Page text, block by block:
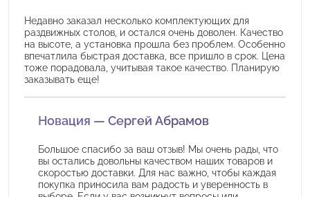
Недавно заказал несколько комплектующих для
раздвижных столов, и остался очень доволен. Качество
на высоте, а установка прошла без проблем. Особенно
впечатлила быстрая доставка, все пришло в срок. Цена
тоже порадовала, учитывая такое качество. Планирую
заказывать еще!
Новация — Сергей Абрамов
Большое спасибо за ваш отзыв! Мы очень рады, что
вы остались довольны качеством наших товаров и
скоростью доставки. Для нас важно, чтобы каждая
покупка приносила вам радость и уверенность в